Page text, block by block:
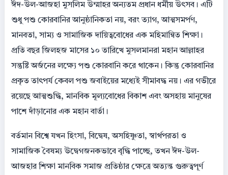
ঈদ-উল-আজহা মুসলিম উম্মাহর অন্যতম প্রধান ধর্মীয় উৎসব। এটি
শুধু পশু কোরবানির আনুষ্ঠানিকতা নয়, বরং ত্যাগ, আত্মসমর্পণ,
মানবতা, সাম্য ও সামাজিক দায়িত্ববোধের এক মহিমান্বিত শিক্ষা।
প্রতি বছর জিলহজ মাসের ১০ তারিখে মুসলমানরা মহান আল্লাহর
সন্তুষ্টি অর্জনের লক্ষ্যে পশু কোরবানি করে থাকেন। কিন্তু কোরবানির
প্রকৃত তাৎপর্য কেবল পশু জবাইয়ের মধ্যেই সীমাবদ্ধ নয়। এর গভীরে
রয়েছে আত্মশুদ্ধি, মানবিক মূল্যবোধের বিকাশ এবং অসহায় মানুষের
পাশে দাঁড়ানোর এক মহান বার্তা।
বর্তমান বিশ্বে যখন হিংসা, বিদ্বেষ, অসহিষ্ণুতা, স্বার্থপরতা ও
সামাজিক বৈষম্য উদ্বেগজনকভাবে বৃদ্ধি পাচ্ছে, তখন ঈদ-উল-
আজহার শিক্ষা মানবিক সমাজ প্রতিষ্ঠার ক্ষেত্রে অত্যন্ত গুরুত্বপূর্ণ